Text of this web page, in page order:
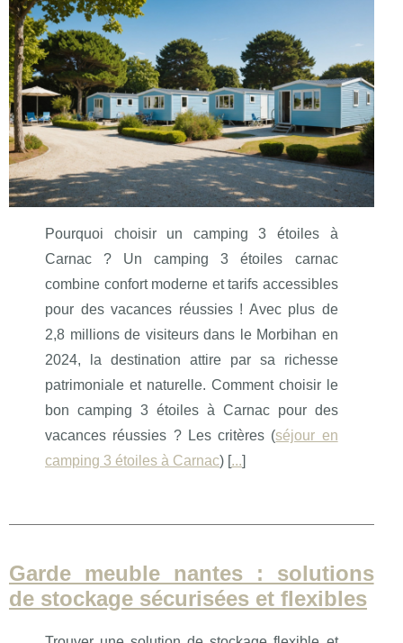
Pourquoi choisir un camping 3 étoiles à
Carnac ? Un camping 3 étoiles carnac
combine confort moderne et tarifs accessibles
pour des vacances réussies ! Avec plus de
2,8 millions de visiteurs dans le Morbihan en
2024, la destination attire par sa richesse
patrimoniale et naturelle. Comment choisir le
bon camping 3 étoiles à Carnac pour des
vacances réussies ? Les critères (séjour en
camping 3 étoiles à Carnac) [...]
Garde meuble nantes : solutions
de stockage sécurisées et flexibles